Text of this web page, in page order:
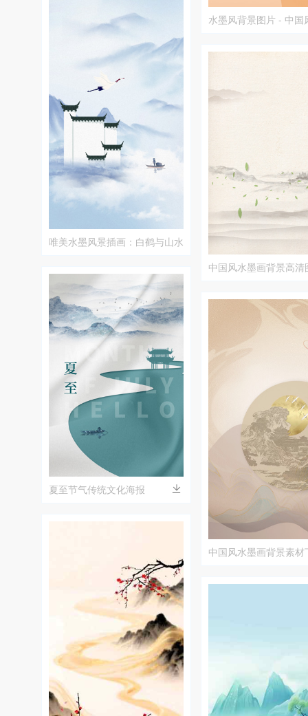
唯美水墨风景插画：白鹤与山水
夏至节气传统文化海报
水墨风背景图片 - 中国
中国风水墨画背景高清
中国风水墨画背景素材